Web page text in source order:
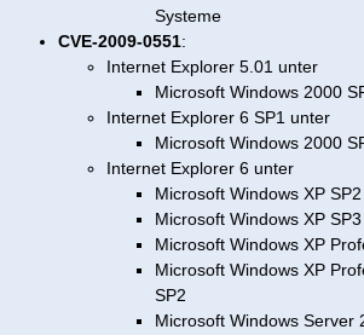
Systeme
CVE-2009-0551:
Internet Explorer 5.01 unter
Microsoft Windows 2000
Internet Explorer 6 SP1 unter
Microsoft Windows 2000
Internet Explorer 6 unter
Microsoft Windows XP SP2
Microsoft Windows XP SP3
Microsoft Windows XP
Microsoft Windows XP
SP2
Microsoft Windows Server